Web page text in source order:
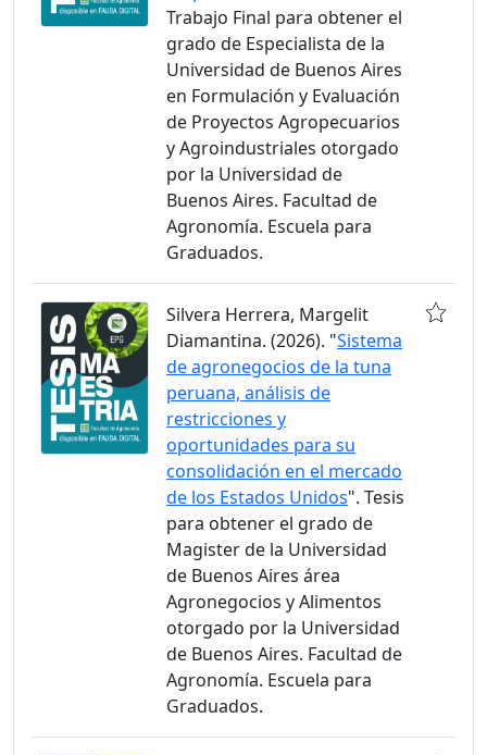
Trabajo Final para obtener el
grado de Especialista de la
Universidad de Buenos Aires
en Formulación y Evaluación
de Proyectos Agropecuarios
y Agroindustriales otorgado
por la Universidad de
Buenos Aires. Facultad de
Agronomía. Escuela para
Graduados.
Silvera Herrera, Margelit
Diamantina. (2026). "Sistema
de agronegocios de la tuna
peruana, análisis de
restricciones y
oportunidades para su
consolidación en el mercado
de los Estados Unidos". Tesis
para obtener el grado de
Magister de la Universidad
de Buenos Aires área
Agronegocios y Alimentos
otorgado por la Universidad
de Buenos Aires. Facultad de
Agronomía. Escuela para
Graduados.